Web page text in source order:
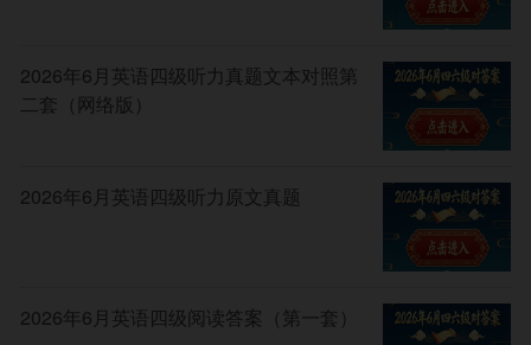
新东方在线推出了48道题测出最适合你报考的大学
专业 参考适合你填报的大学专业。 估分选大学，通过大
2026年6月英语四级听力真题文本对照第
二套（网络版）
2026年6月英语四级听力原文真题
2026年6月英语四级阅读答案（第一套）